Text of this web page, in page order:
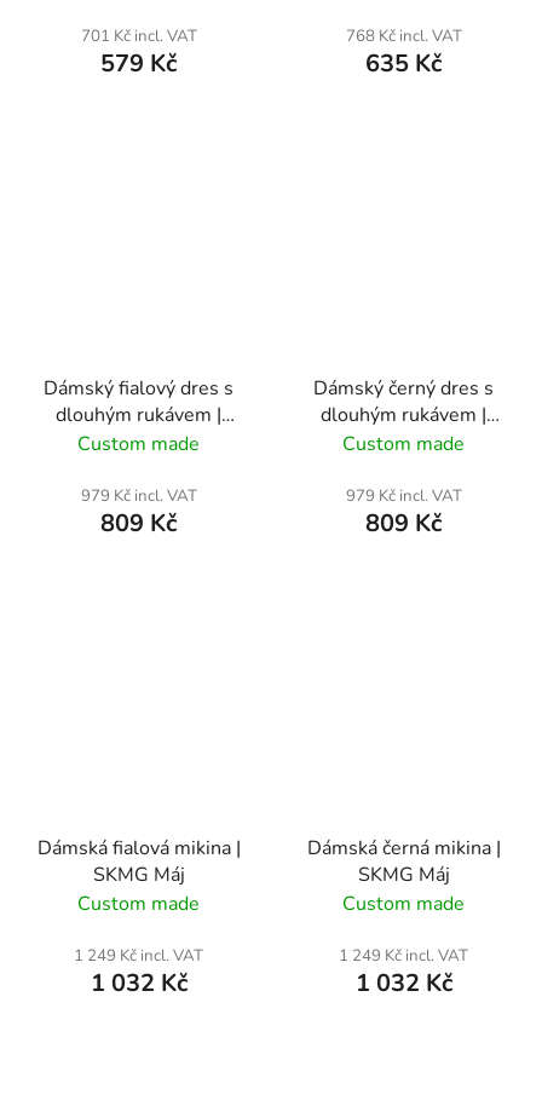
701 Kč incl. VAT
579 Kč
768 Kč incl. VAT
635 Kč
Dámský fialový dres s
dlouhým rukávem |
SKMG Máj
Custom made
979 Kč incl. VAT
809 Kč
Dámský černý dres s
dlouhým rukávem |
SKMG Máj
Custom made
979 Kč incl. VAT
809 Kč
Dámská fialová mikina |
SKMG Máj
Custom made
1 249 Kč incl. VAT
1 032 Kč
Dámská černá mikina |
SKMG Máj
Custom made
1 249 Kč incl. VAT
1 032 Kč